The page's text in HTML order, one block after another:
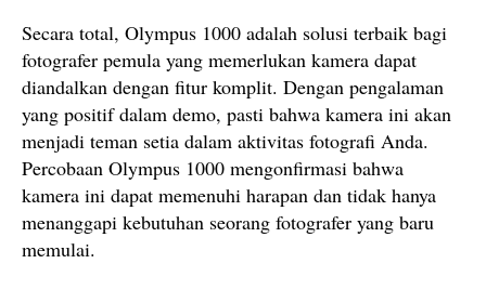
Secara total, Olympus 1000 adalah solusi terbaik bagi
fotografer pemula yang memerlukan kamera dapat
diandalkan dengan fitur komplit. Dengan pengalaman
yang positif dalam demo, pasti bahwa kamera ini akan
menjadi teman setia dalam aktivitas fotografi Anda.
Percobaan Olympus 1000 mengonfirmasi bahwa
kamera ini dapat memenuhi harapan dan tidak hanya
menanggapi kebutuhan seorang fotografer yang baru
memulai.